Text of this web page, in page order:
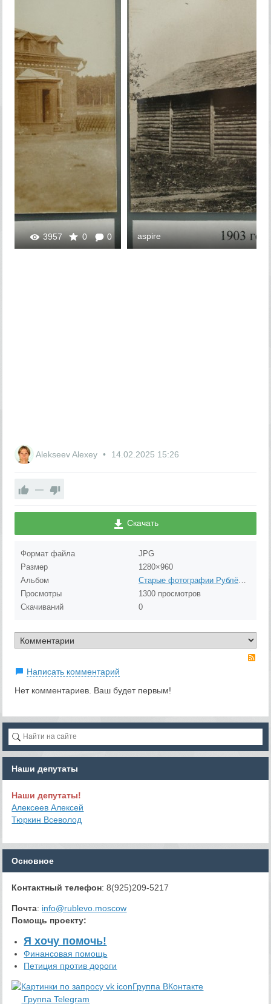
3957 0 0 aspire
Alekseev Alexey 14.02.2025 15:26
—
Скачать
Формат файла
JPG
Размер
1280×960
Альбом
Просмотры
1300 просмотров
Скачиваний
0
Написать комментарий
Нет комментариев. Ваш будет первым!
Наши депутаты
Наши депутаты!
Алексеев Алексей
Тюркин Всеволод
Основное
Контактный телефон: 8(925)209-5217
Почта: info@rublevo.moscow
Помощь проекту:
Я хочу помочь!
Финансовая помощь
Петиция против дороги
Группа ВКонтакте
Группа Telegram